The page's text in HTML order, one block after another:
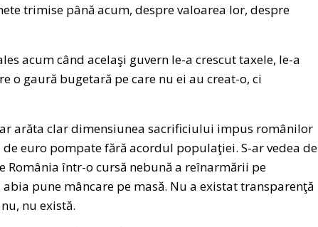
trimise până acum, despre valoarea lor, despre
acum când acelaşi guvern le-a crescut taxele, le-a
o gaură bugetară pe care nu ei au creat-o, ci
arăta clar dimensiunea sacrificiului impus românilor
euro pompate fără acordul populaţiei. S-ar vedea de
România într-o cursă nebună a reînarmării pe
pune mâncare pe masă. Nu a existat transparenţă
nu există.